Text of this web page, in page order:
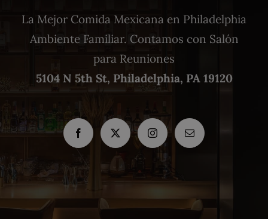
La Mejor Comida Mexicana en Philadelphia
Ambiente Familiar. Contamos con Salón
para Reuniones
5104 N 5th St, Philadelphia, PA 19120